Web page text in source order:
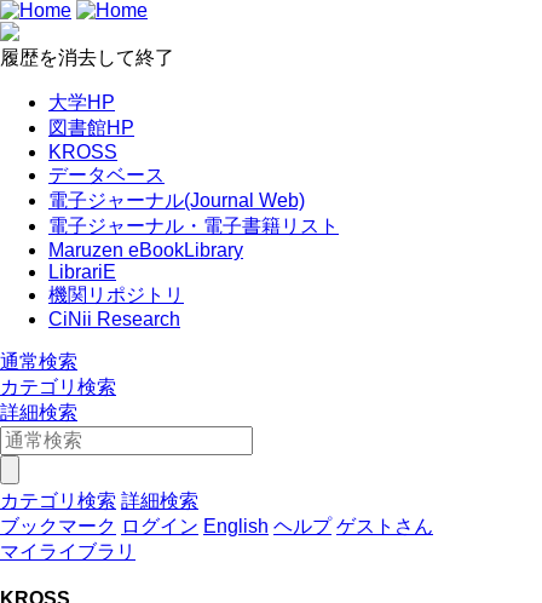
履歴を消去して終了
大学HP
図書館HP
KROSS
データベース
電子ジャーナル(Journal Web)
電子ジャーナル・電子書籍リスト
Maruzen eBookLibrary
LibrariE
機関リポジトリ
CiNii Research
通常検索
カテゴリ検索
詳細検索
カテゴリ検索 詳細検索
ブックマーク ログイン English ヘルプ ゲストさん
マイライブラリ
KROSS